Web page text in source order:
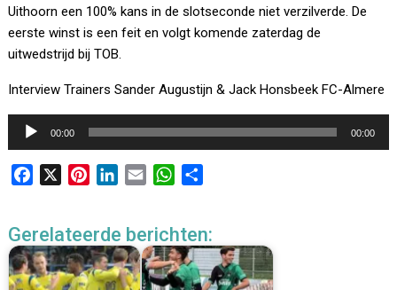
Uithoorn een 100% kans in de slotseconde niet verzilverde. De
eerste winst is een feit en volgt komende zaterdag de
uitwedstrijd bij TOB.
Interview Trainers Sander Augustijn & Jack Honsbeek FC-Almere
Audiospeler
00:00 00:00
e
b
o
t
e
r
k
e
d
i
l
W
t
s
A
e
n
Gerelateerde berichten: